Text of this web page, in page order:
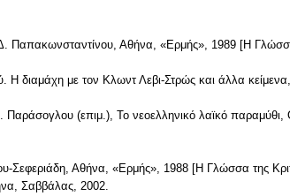
Παπακωνσταντίνου, Αθήνα, «Ερμής», 1989 [Η
διαμάχη με τον Κλωντ Λεβι-Στρώς και άλλα
(επιμ.), Το νεοελληνικό λαϊκό παραμύθι,
Σεφεριάδη, Αθήνα, «Ερμής», 1988 [Η Γλώσσα της
Σαββάλας, 2002.